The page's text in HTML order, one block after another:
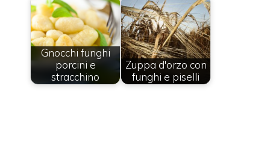
Gnocchi funghi
porcini e
stracchino
Zuppa d'orzo con
funghi e piselli